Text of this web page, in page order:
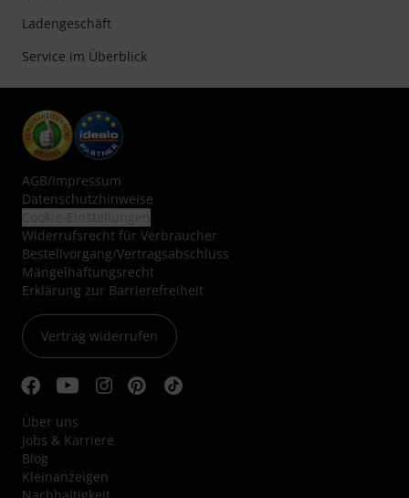
Ladengeschäft
Service im Überblick
AGB/Impressum
Datenschutzhinweise
Widerrufsrecht für Verbraucher
Bestellvorgang/Vertragsabschluss
Mängelhaftungsrecht
Erklärung zur Barrierefreiheit
Vertrag widerrufen
Über uns
Jobs & Karriere
Blog
Kleinanzeigen